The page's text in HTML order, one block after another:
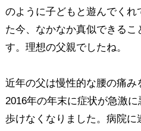
のように子どもと遊んでく
た今、なかなか真似できるこ
す。理想の父親でしたね。
近年の父は慢性的な腰の痛み
2016年の年末に症状が急激
歩けなくなりました。病院